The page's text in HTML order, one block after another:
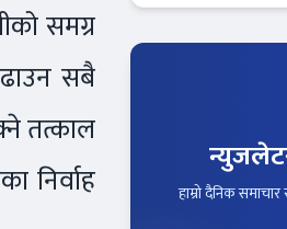
समग्र
सबै
तत्काल
निर्वाह
हाम्रो दैनिक